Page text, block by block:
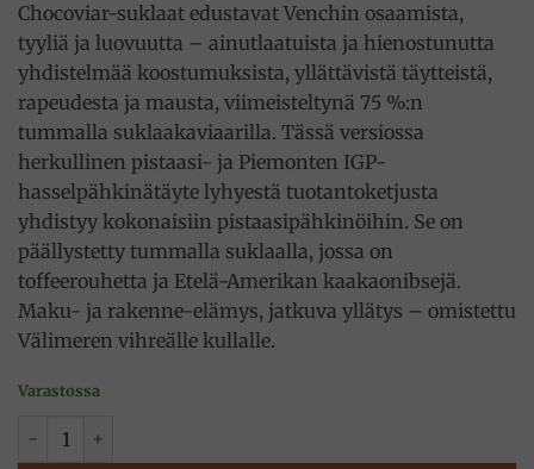
Chocoviar-suklaat edustavat Venchin osaamista,
tyyliä ja luovuutta – ainutlaatuista ja hienostunutta
yhdistelmää koostumuksista, yllättävistä täytteistä,
rapeudesta ja mausta, viimeisteltynä 75 %:n
tummalla suklaakaviaarilla. Tässä versiossa
herkullinen pistaasi- ja Piemonten IGP-
hasselpähkinätäyte lyhyestä tuotantoketjusta
yhdistyy kokonaisiin pistaasipähkinöihin. Se on
päällystetty tummalla suklaalla, jossa on
toffeerouhetta ja Etelä-Amerikan kaakaonibsejä.
Maku- ja rakenne-elämys, jatkuva yllätys – omistettu
Välimeren vihreälle kullalle.
Varastossa
Chocoviar crème Pistaasi suklaakonvehdit 100g, Venchi